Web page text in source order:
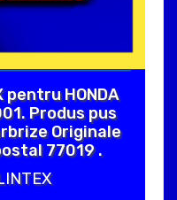
pentru HONDA
Produs pus
Originale
77019 .